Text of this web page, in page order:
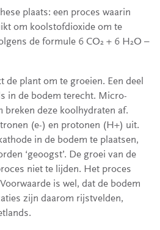
plaats: een proces waarin
om koolstofdioxide om te
de formule 6 CO2 + 6 H2O –
de plant om te groeien. Een deel
in de bodem terecht. Micro-
deze koolhydraten af.
(e-) en protonen (H+) uit.
in de bodem te plaatsen,
‘geoogst’. De groei van de
niet te lijden. Het proces
is wel, dat de bodem
zijn daarom rijstvelden,